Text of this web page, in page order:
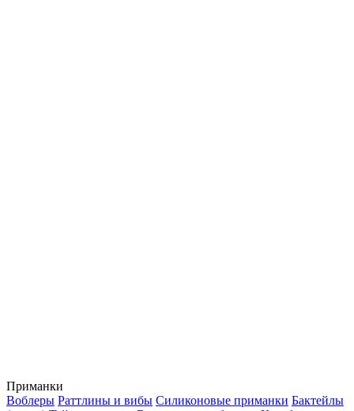
Приманки
Воблеры Раттлины и вибы Силиконовые приманки Бактейлы